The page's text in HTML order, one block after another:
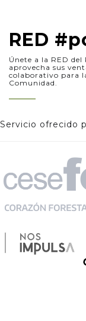
RED
Únete a la RED del
aprovecha sus
colaborativo para
Comunidad.
Servicio ofrecido